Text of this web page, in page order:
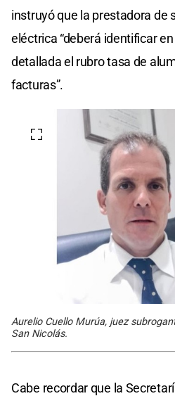
instruyó que la prestadora de
eléctrica “deberá identificar
detallada el rubro tasa de
facturas”.
Aurelio Cuello Murúa, juez
San Nicolás.
Cabe recordar que la